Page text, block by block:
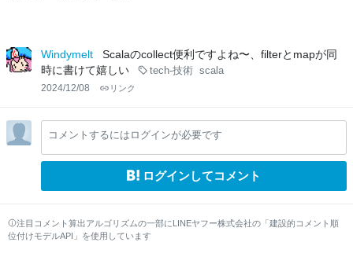
Windymelt
Scalaのcollect便利ですよね〜、filterとmapが同
時に書けて嬉しい
tech-技術 scala
2024/12/08 リンク
コメントするにはログインが必要です
ログインしてコメント
注目コメント算出アルゴリズムの一部にLINEヤフー株式会社の「建設的コメント順
位付けモデルAPI」を使用しています